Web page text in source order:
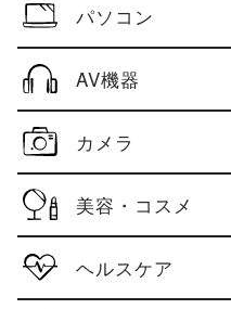
パソコン
AV機器
カメラ
美容・コスメ
ヘルスケア